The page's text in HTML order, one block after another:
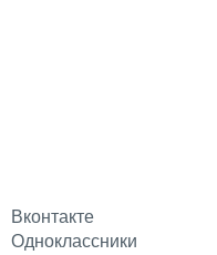
Вконтакте
Одноклассники